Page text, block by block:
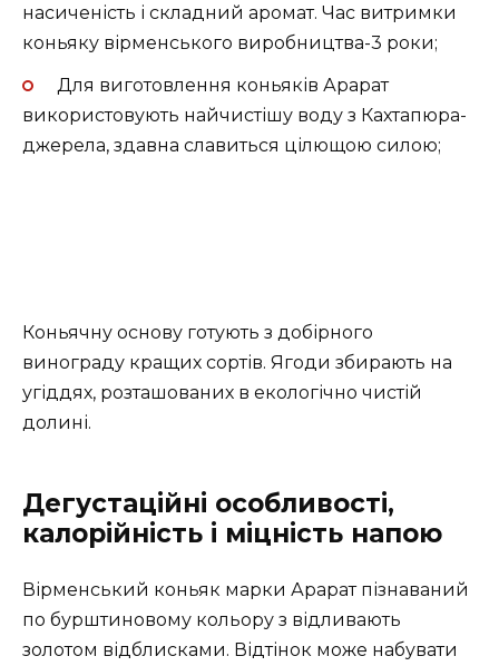
насиченість і складний аромат. Час витримки
коньяку вірменського виробництва-3 роки;
Для виготовлення коньяків Арарат
використовують найчистішу воду з Кахтапюра-
джерела, здавна славиться цілющою силою;
Коньячну основу готують з добірного
винограду кращих сортів. Ягоди збирають на
угіддях, розташованих в екологічно чистій
долині.
Дегустаційні особливості,
калорійність і міцність напою
Вірменський коньяк марки Арарат пізнаваний
по бурштиновому кольору з відливають
золотом відблисками. Відтінок може набувати